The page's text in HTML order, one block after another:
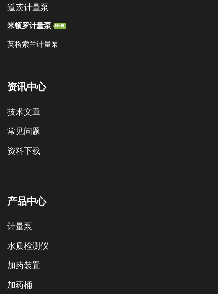
道茨计量泵
米顿罗计量泵 NEW
英格索兰计量泵
资讯中心
技术文章
常见问题
资料下载
产品中心
计量泵
水质检测仪
加药装置
加药桶